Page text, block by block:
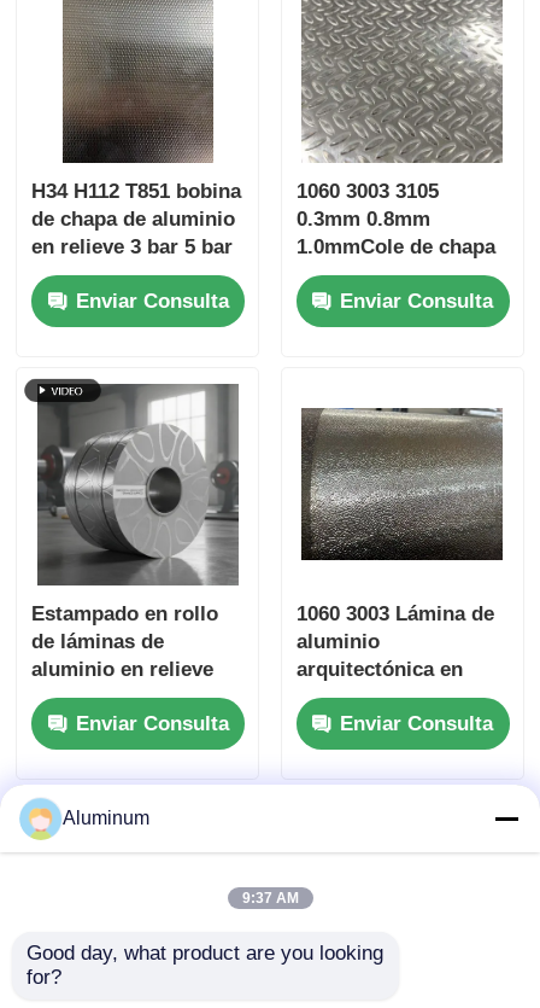
H34 H112 T851 bobina
de chapa de aluminio
en relieve 3 bar 5 bar
Martillo de piedra
textura PE PVDF
Color recubierto
para la fabricación de
soldadura de flexión
Enviar Consulta
1060 3003 3105
0.3mm 0.8mm
1.0mmCole de chapa
de aluminio en relieve
0.2-3.0mm para el
aislamiento chaqueta
caja de refrigeradores
Enviar Consulta
Estampado en rollo
de láminas de
aluminio en relieve
diseñado para
mejorar el atractivo
estético y el
rendimiento funcional
de las superficies
metálicas
Enviar Consulta
1060 3003 Lámina de
aluminio
arquitectónica en
relieve Yongsheng
Para paneles
decorativos de pared,
revestimiento de
Enviar Consulta
Aluminum
9:37 AM
Good day, what product are you looking
for?